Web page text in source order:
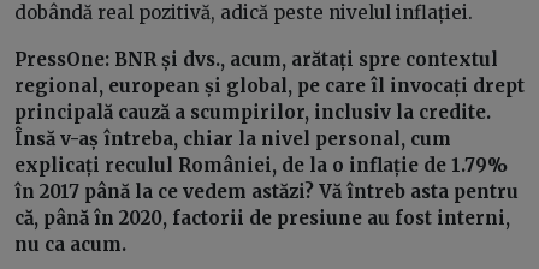
dobândă real pozitivă, adică peste nivelul inflației.
PressOne: BNR și dvs., acum, arătați spre contextul
regional, european și global, pe care îl invocați drept
principală cauză a scumpirilor, inclusiv la credite.
Însă v-aș întreba, chiar la nivel personal, cum
explicați reculul României, de la o inflație de 1.79%
în 2017 până la ce vedem astăzi? Vă întreb asta pentru
că, până în 2020, factorii de presiune au fost interni,
nu ca acum.